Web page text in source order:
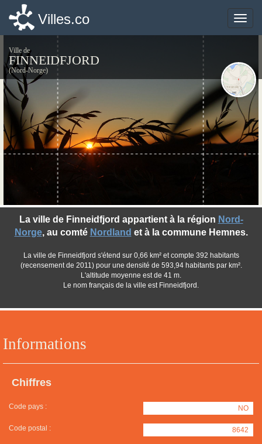
Toggle
Villes.co
Ville de
FINNEIDFJORD
(Nord-Norge)
Informations
Chiffres
Code pays : NO
Code postal : 8642
La ville de Finneidfjord appartient à la région Nord-
Norge, au comté Nordland et à la commune Hemnes.
La ville de Finneidfjord s'étend sur 0,66 km² et compte 392 habitants
(recensement de 2011) pour une densité de 593,94 habitants par km².
L'altitude moyenne est de 41 m.
Le nom français de la ville est Finneidfjord.
Toggle
Villes.co